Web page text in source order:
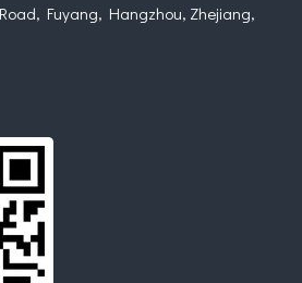
por ultrasonido es un método eficiente
Fuyang, Hangzhou, Zhejiang,